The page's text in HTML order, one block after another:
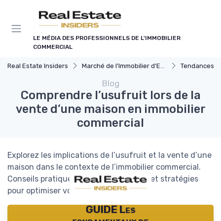
LE MÉDIA DES PROFESSIONNELS DE L'IMMOBILIER
COMMERCIAL
Real Estate Insiders Marché de l'Immobilier d'Entreprise Tendances du Marché
Blog
Comprendre l’usufruit lors de la
vente d’une maison en immobilier
commercial
Explorez les implications de l’usufruit et la vente d’une
maison dans le contexte de l’immobilier commercial.
Conseils pratiques, aspects juridiques et stratégies
pour optimiser vos transactions.
GUIDE Les